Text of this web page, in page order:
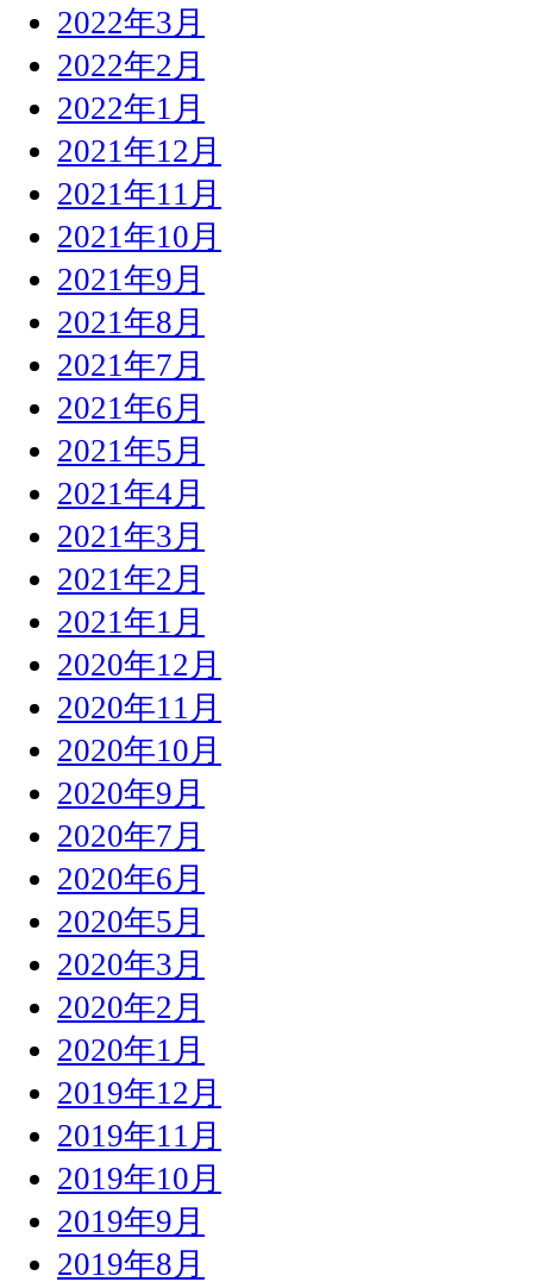
2022年3月
2022年2月
2022年1月
2021年12月
2021年11月
2021年10月
2021年9月
2021年8月
2021年7月
2021年6月
2021年5月
2021年4月
2021年3月
2021年2月
2021年1月
2020年12月
2020年11月
2020年10月
2020年9月
2020年7月
2020年6月
2020年5月
2020年3月
2020年2月
2020年1月
2019年12月
2019年11月
2019年10月
2019年9月
2019年8月